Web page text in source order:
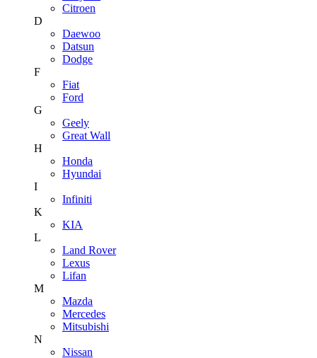
Citroen
D
Daewoo
Datsun
Dodge
F
Fiat
Ford
G
Geely
Great Wall
H
Honda
Hyundai
I
Infiniti
K
KIA
L
Land Rover
Lexus
Lifan
M
Mazda
Mercedes
Mitsubishi
N
Nissan